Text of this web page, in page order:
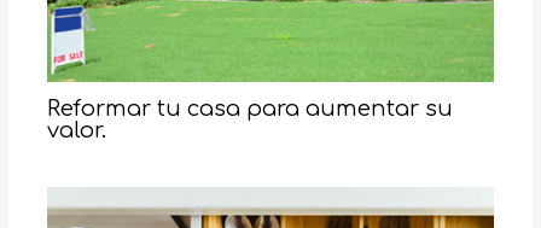
Reformar tu casa para aumentar su
valor.